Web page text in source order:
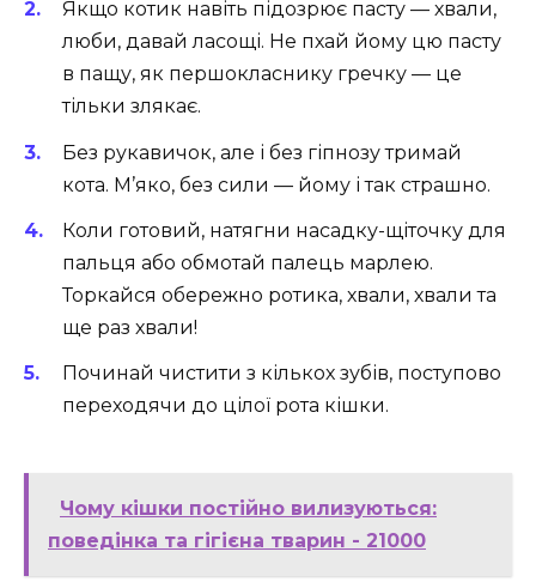
Якщо котик навіть підозрює пасту — хвали,
люби, давай ласощі. Не пхай йому цю пасту
в пащу, як першокласнику гречку — це
тільки злякає.
Без рукавичок, але і без гіпнозу тримай
кота. М’яко, без сили — йому і так страшно.
Коли готовий, натягни насадку-щіточку для
пальця або обмотай палець марлею.
Торкайся обережно ротика, хвали, хвали та
ще раз хвали!
Починай чистити з кількох зубів, поступово
переходячи до цілої рота кішки.
Чому кішки постійно вилизуються:
поведінка та гігієна тварин - 21000